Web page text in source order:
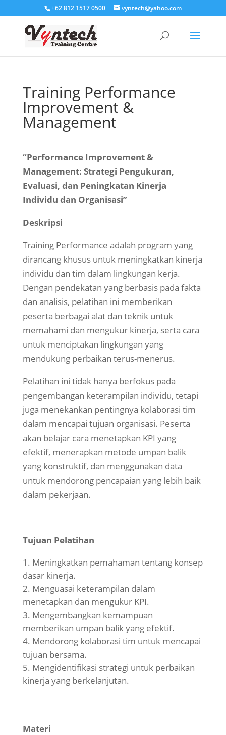
+62 812 1517 0500 vyntech@yahoo.com
Training Performance
Improvement &
Management
“Performance Improvement &
Management: Strategi Pengukuran,
Evaluasi, dan Peningkatan Kinerja
Individu dan Organisasi”
Deskripsi
Training Performance adalah program yang
dirancang khusus untuk meningkatkan kinerja
individu dan tim dalam lingkungan kerja.
Dengan pendekatan yang berbasis pada fakta
dan analisis, pelatihan ini memberikan
peserta berbagai alat dan teknik untuk
memahami dan mengukur kinerja, serta cara
untuk menciptakan lingkungan yang
mendukung perbaikan terus-menerus.
Pelatihan ini tidak hanya berfokus pada
pengembangan keterampilan individu, tetapi
juga menekankan pentingnya kolaborasi tim
dalam mencapai tujuan organisasi. Peserta
akan belajar cara menetapkan KPI yang
efektif, menerapkan metode umpan balik
yang konstruktif, dan menggunakan data
untuk mendorong pencapaian yang lebih baik
dalam pekerjaan.
Tujuan Pelatihan
Meningkatkan pemahaman tentang konsep
dasar kinerja.
Menguasai keterampilan dalam
menetapkan dan mengukur KPI.
Mengembangkan kemampuan
memberikan umpan balik yang efektif.
Mendorong kolaborasi tim untuk mencapai
tujuan bersama.
Mengidentifikasi strategi untuk perbaikan
kinerja yang berkelanjutan.
Materi